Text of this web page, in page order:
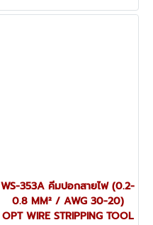
WS-353A คีมปอกสายไฟ (0.2-
0.8 MM² / AWG 30-20)
OPT WIRE STRIPPING TOOL